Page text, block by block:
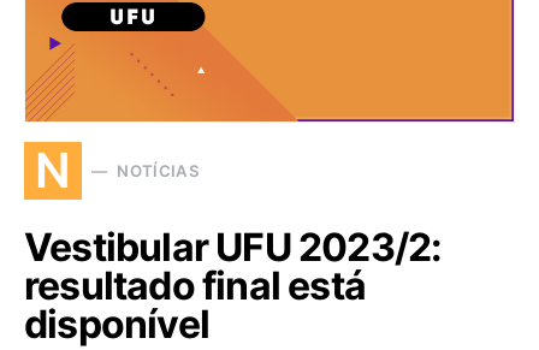
N NOTÍCIAS
Vestibular UFU 2023/2:
resultado final está
disponível